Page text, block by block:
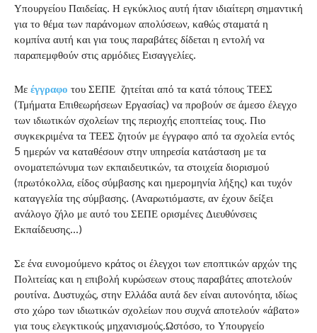
Υπουργείου Παιδείας. Η εγκύκλιος αυτή ήταν ιδιαίτερη σημαντική
για το θέμα των παράνομων απολύσεων, καθώς σταματά η
κομπίνα αυτή και για τους παραβάτες δίδεται η εντολή να
παραπεμφθούν στις αρμόδιες Εισαγγελίες.
Με έγγραφο του ΣΕΠΕ ζητείται από τα κατά τόπους ΤΕΕΣ
(Τμήματα Επιθεωρήσεων Εργασίας) να προβούν σε άμεσο έλεγχο
των ιδιωτικών σχολείων της περιοχής εποπτείας τους. Πιο
συγκεκριμένα τα ΤΕΕΣ ζητούν με έγγραφο από τα σχολεία εντός
5 ημερών να καταθέσουν στην υπηρεσία κατάσταση με τα
ονοματεπώνυμα των εκπαιδευτικών, τα στοιχεία διορισμού
(πρωτόκολλα, είδος σύμβασης και ημερομηνία λήξης) και τυχόν
καταγγελία της σύμβασης. (Αναρωτιόμαστε, αν έχουν δείξει
ανάλογο ζήλο με αυτό του ΣΕΠΕ ορισμένες Διευθύνσεις
Εκπαίδευσης…)
Σε ένα ευνομούμενο κράτος οι έλεγχοι των εποπτικών αρχών της
Πολιτείας και η επιβολή κυρώσεων στους παραβάτες αποτελούν
ρουτίνα. Δυστυχώς, στην Ελλάδα αυτά δεν είναι αυτονόητα, ιδίως
στο χώρο των ιδιωτικών σχολείων που συχνά αποτελούν «άβατο»
για τους ελεγκτικούς μηχανισμούς.Ωστόσο, το Υπουργείο